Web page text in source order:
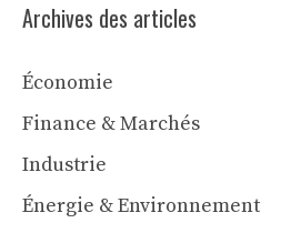
Archives des articles
Économie
Finance & Marchés
Industrie
Énergie & Environnement